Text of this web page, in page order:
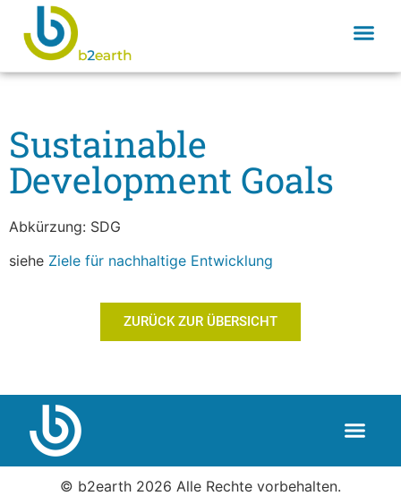
Sustainable
Development Goals
Abkürzung: SDG
siehe Ziele für nachhaltige Entwicklung
ZURÜCK ZUR ÜBERSICHT
© b2earth 2026 Alle Rechte vorbehalten.